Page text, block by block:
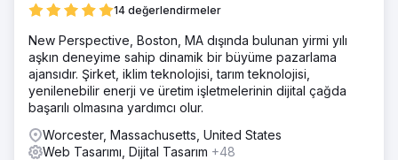
14 değerlendirmeler
New Perspective, Boston, MA dışında bulunan yirmi yılı
aşkın deneyime sahip dinamik bir büyüme pazarlama
ajansıdır. Şirket, iklim teknolojisi, tarım teknolojisi,
yenilenebilir enerji ve üretim işletmelerinin dijital çağda
başarılı olmasına yardımcı olur.
Worcester, Massachusetts, United States
Web Tasarımı, Dijital Tasarım +48